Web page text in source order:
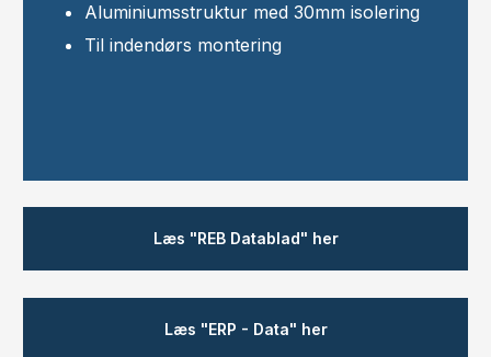
Aluminiumsstruktur med 30mm isolering
Til indendørs montering
Læs ​"REB Datablad" her
​Læs "ERP - Data" her